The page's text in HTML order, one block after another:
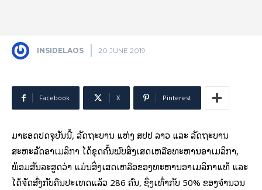
INSIDELAOS 20 JUNE 2019
Facebook X Pinterest
ມາຮອດປັດຈຸບັນນີ້, ລັດຖະບານ ແຫ່ງ ສປປ ລາວ ແລະ ລັດຖະບານ
ສະຫະລັດອາເມລິກາ ໄດ້ຂຸດຄົ້ນພົບສິ່ງເສດເຫລືອທະຫານອາເມລິກາ,
ພ້ອມສັນລະສູດວ່າ ແມ່ນສິ່ງເສດເຫລືອຂອງທະຫານອາເມລິກາແທ້ ແລະ
ໄດ້ຈັດສົ່ງກັບຄືນປະເທດແລ້ວ 286 ຄົນ, ຊຶ່ງເທົ່າກັບ 50% ຂອງຈໍານວນ